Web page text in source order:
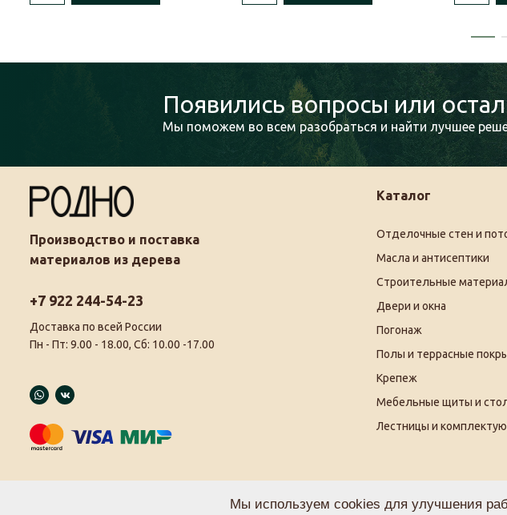
Появились вопросы или
Мы поможем во всем разобраться и найти лучшее
Производство и поставка
материалов из дерева
+7 922 244-54-23
Доставка по всей России
Пн - Пт: 9.00 - 18.00, Сб: 10.00 -17.00
Каталог
Отделочные стен и
Масла и антисептики
Строительные
Двери и окна
Погонаж
Полы и террасные
Крепеж
Мебельные щиты и
Лестницы и
Мы используем cookies для улучшения